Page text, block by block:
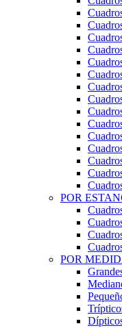
POR
POR